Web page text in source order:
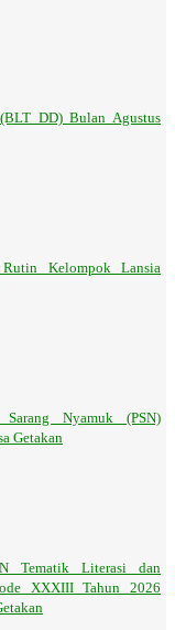
DD) Bulan Agustus
Rutin Kelompok Lansia
Sarang Nyamuk (PSN)
Getakan
Tematik Literasi dan
XXXIII Tahun 2026